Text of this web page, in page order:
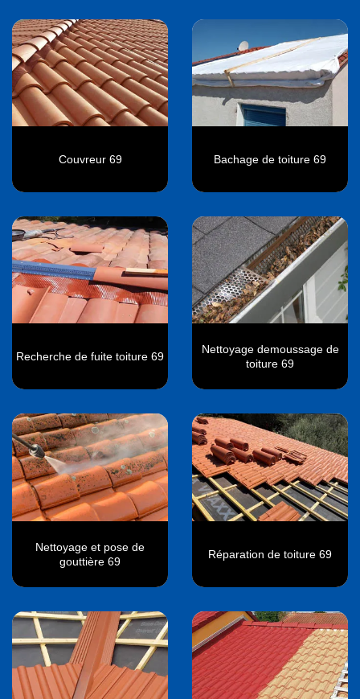
Couvreur 69 Bachage de toiture 69
Recherche de fuite toiture 69
Nettoyage demoussage de
toiture 69
Nettoyage et pose de
gouttière 69
Réparation de toiture 69